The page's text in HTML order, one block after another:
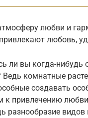
любви и
любовь,
ли вы когда-нибудь
комнатные
создавать
к привлечению
разнообразие